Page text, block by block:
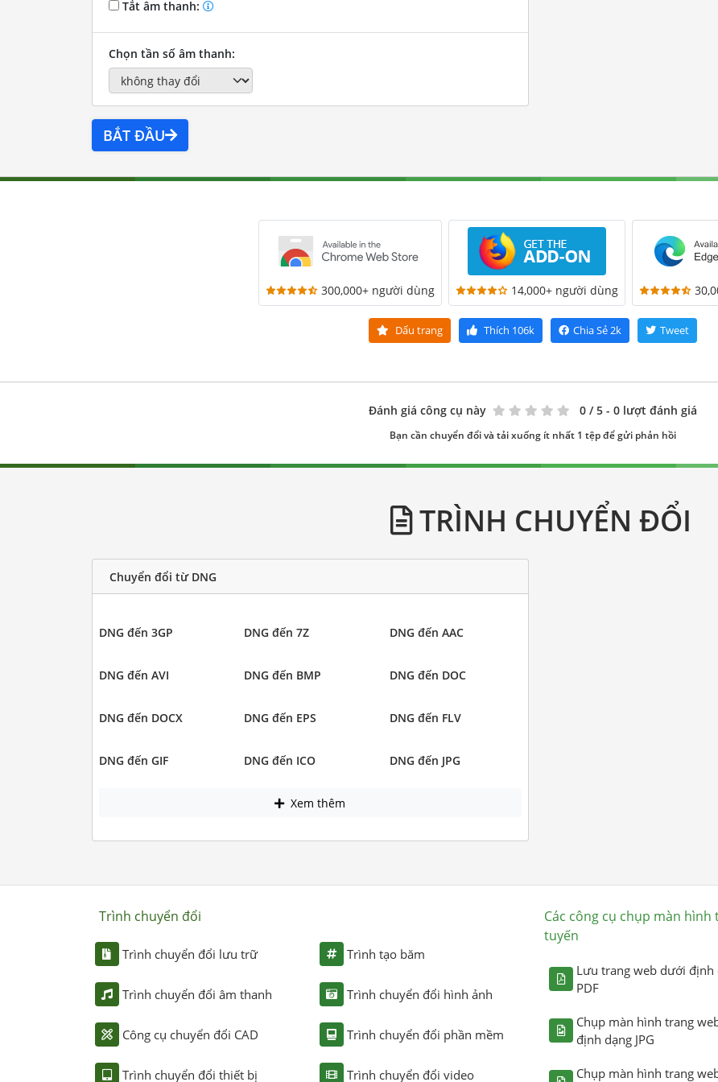
Tắt âm thanh:
Chọn tần số âm thanh:
BẮT ĐẦU
300,000+ người dùng 14,000+ người dùng
Dấu trang Thích 106k Chia Sẻ2k Tweet
Đánh giá công cụ này 0 / 5 - 0 lượt đánh giá
Bạn cần chuyển đổi và tải xuống ít nhất 1 tệp để gửi phản hồi
TRÌNH CHUYỂN ĐỔI
Chuyển đổi từ DNG
DNG đến 3GP DNG đến 7Z DNG đến AAC
DNG đến AVI DNG đến BMP DNG đến DOC
DNG đến DOCX DNG đến EPS DNG đến FLV
DNG đến GIF DNG đến ICO DNG đến JPG
Xem thêm
Trình chuyển đổi
Trình chuyển đổi lưu trữ
Trình chuyển đổi âm thanh
Công cụ chuyển đổi CAD
Trình chuyển đổi thiết bị
Trình tạo băm
Trình chuyển đổi hình ảnh
Trình chuyển đổi phần mềm
Trình chuyển đổi video
Các công cụ chụp màn hình
tuyến
Lưu trang web dưới định
PDF
Chụp màn hình trang
định dạng JPG
Chụp màn hình trang